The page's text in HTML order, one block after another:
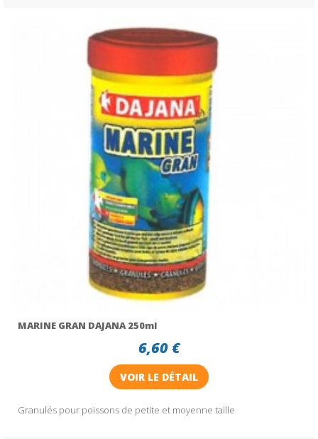
MARINE GRAN DAJANA 250ml
6,60 €
VOIR LE DÉTAIL
Granulés pour poissons de petite et moyenne taille